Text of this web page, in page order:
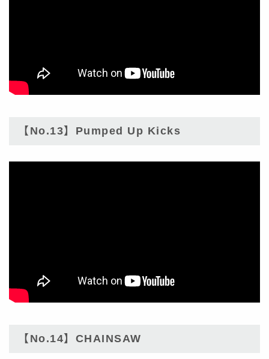
【No.13】Pumped Up Kicks
【No.14】CHAINSAW